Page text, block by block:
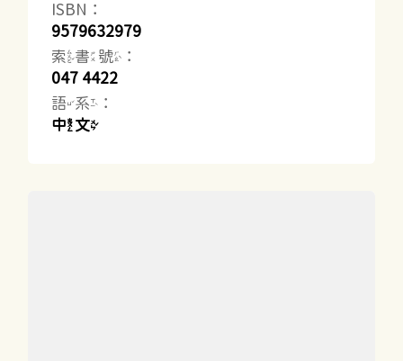
ISBN：
9579632979
索書號：
047 4422
語系：
中文